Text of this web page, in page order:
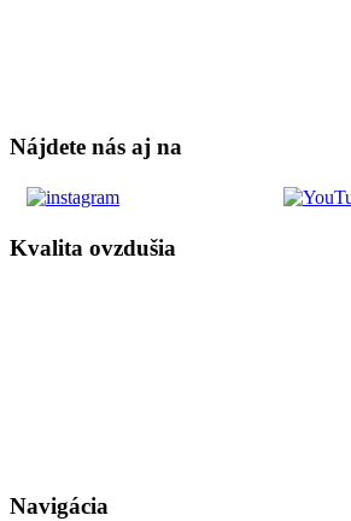
Nájdete nás aj na
Kvalita ovzdušia
Navigácia